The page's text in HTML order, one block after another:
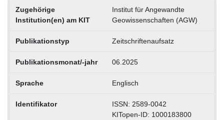
Zugehörige
Institution(en) am KIT
Institut für Angewandte
Geowissenschaften (AGW)
Publikationstyp Zeitschriftenaufsatz
Publikationsmonat/-jahr 06.2025
Sprache Englisch
Identifikator
ISSN: 2589-0042
KITopen-ID: 1000183800